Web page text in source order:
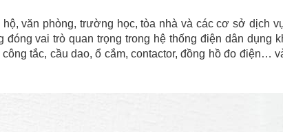
văn phòng, trường học, tòa nhà và các cơ sở dịch
vai trò quan trọng trong hệ thống điện dân dụng
tắc, cầu dao, ổ cắm, contactor, đồng hồ đo điện…